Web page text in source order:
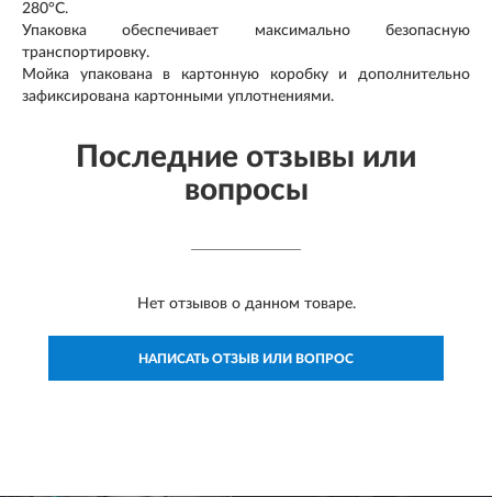
280°С.
Упаковка обеспечивает максимально безопасную
транспортировку.
Мойка упакована в картонную коробку и дополнительно
зафиксирована картонными уплотнениями.
Последние отзывы или
вопросы
Нет отзывов о данном товаре.
НАПИСАТЬ ОТЗЫВ ИЛИ ВОПРОС